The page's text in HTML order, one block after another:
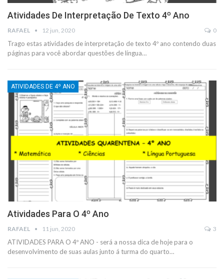
Atividades De Interpretação De Texto 4º Ano
RAFAEL 12 jun, 2020 0
Trago estas atividades de interpretação de texto 4º ano contendo duas
páginas para você abordar questões de língua…
ATIVIDADES DE 4º ANO
Atividades Para O 4º Ano
RAFAEL 11 jun, 2020 3
ATIVIDADES PARA O 4º ANO - será a nossa dica de hoje para o
desenvolvimento de suas aulas junto á turma do quarto…